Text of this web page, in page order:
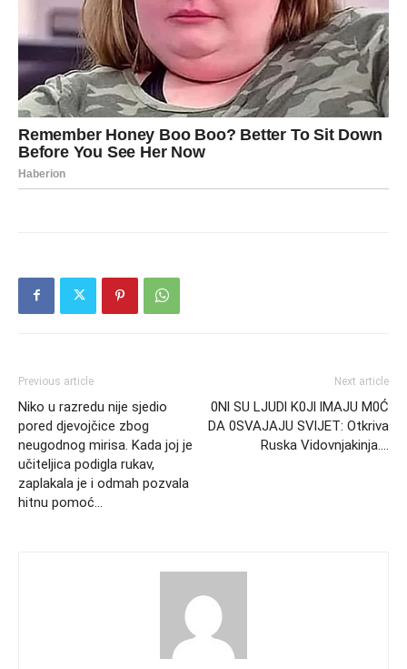
Previous article
Niko u razredu nije sjedio
pored djevojčice zbog
neugodnog mirisa. Kada joj je
učiteljica podigla rukav,
zaplakala je i odmah pozvala
hitnu pomoć…
Next article
0Nl SU LJUDl K0Jl lMAJU M0Ć
DA 0SVAJAJU SVlJET: Otkriva
Ruska Vidovnjakinja….